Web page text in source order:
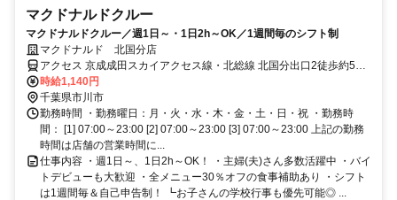
マクドナルドクルー
マクドナルドクルー／週1日～・1日2h～OK／1週間毎のシフト制
マクドナルド 北国分店
アクセス 京成成田スカイアクセス線・北総線 北国分出口2徒歩約5
分、京成成田スカイアクセス線・北総線 矢切徒歩約23分、京成成田
スカイアクセス線・北総線 秋山徒歩約23分 北国分 [北総鉄道北総線]
矢切 [北総鉄道北総線] 秋山 [北総鉄道北総線] 松戸 [新京成電鉄新京成
線] 松戸 [JR常磐線(上野～取手)]
時給1,140円
千葉県市川市
勤務時間 ・勤務曜日：月・火・水・木・金・土・日・祝 ・勤務時
間： [1] 07:00～23:00 [2] 07:00～23:00 [3] 07:00～23:00 上記の勤務
時間は店舗の営業時間に...
仕事内容 ・週1日～、1日2h～OK！ ・主婦(夫)さん多数活躍中 ・バイ
トデビューも大歓迎 ・全メニュー30％オフの食事補助あり ・シフト
は1週間毎＆自己申告制！ ┗お子さんの学校行事も優先可能◎ ...